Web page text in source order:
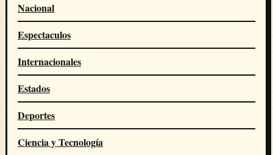
Nacional
Espectaculos
Internacionales
Estados
Deportes
Ciencia y Tecnología